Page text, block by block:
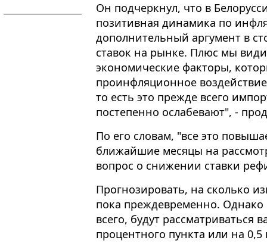
Он подчеркнул, что в
позитивная динамика по
дополнительный аргумент в
ставок на рынке. Плюс мы
экономические факторы,
проинфляционное
то есть это прежде всего
постепенно ослабевают", -
По его словам, "все это
ближайшие месяцы на
вопрос о снижении ставки
Прогнозировать, на сколько
пока преждевременно.
всего, будут рассматриваться
процентного пункта или на